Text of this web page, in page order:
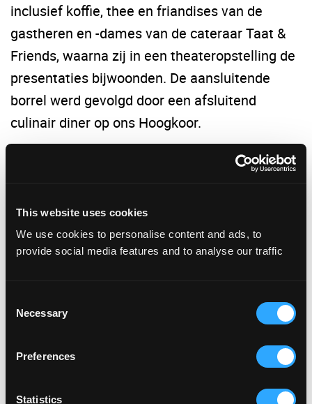
This website uses cookies
We use cookies to personalise content and ads, to
provide social media features and to analyse our traffic
Selection
Necessary
Preferences
Statistics
inclusief koffie, thee en friandises van de
gastheren en -dames van de cateraar Taat &
Friends, waarna zij in een theateropstelling de
presentaties bijwoonden. De aansluitende
borrel werd gevolgd door een afsluitend
culinair diner op ons Hoogkoor.
De Dag de Technologische Industrie laat zien
Kerk als evenementenlocatie is dankzij de zee
aan ruimte, het betrekken van het Kerkplein bij
het evenement en de imposante entree via de
een warme uitstraling krijgt en bezoekers een